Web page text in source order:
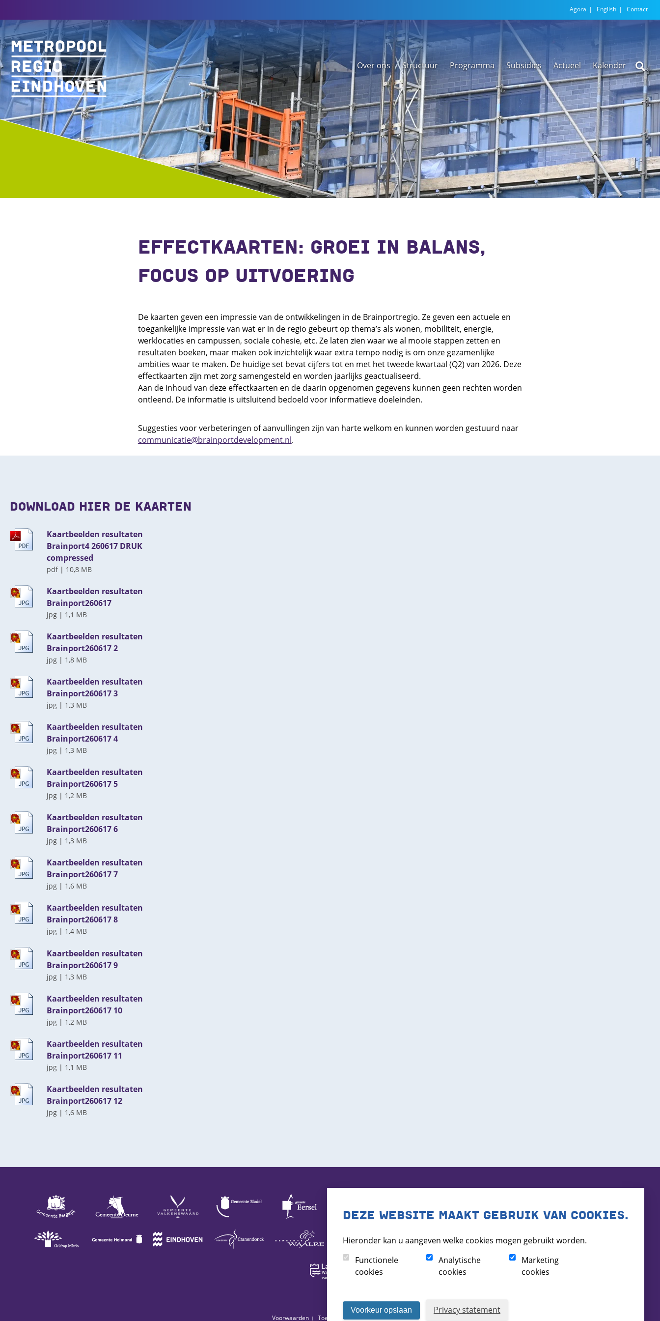
Agora English Contact
Over ons Structuur Programma
Regionale
versnellingstafel
Beethoven Wonen
Subsidies
VEX-regeling
Actueel
Nieuwsarchief
Kalender
EFFECTKAARTEN: GROEI IN BALANS,
FOCUS OP UITVOERING
De kaarten geven een impressie van de ontwikkelingen in de Brainportregio. Ze geven een actuele en
toegankelijke impressie van wat er in de regio gebeurt op thema’s als wonen, mobiliteit, energie,
werklocaties en campussen, sociale cohesie, etc. Ze laten zien waar we al mooie stappen zetten en
resultaten boeken, maar maken ook inzichtelijk waar extra tempo nodig is om onze gezamenlijke
ambities waar te maken. De huidige set bevat cijfers tot en met het tweede kwartaal (Q2) van 2026. Deze
effectkaarten zijn met zorg samengesteld en worden jaarlijks geactualiseerd.
Aan de inhoud van deze effectkaarten en de daarin opgenomen gegevens kunnen geen rechten worden
ontleend. De informatie is uitsluitend bedoeld voor informatieve doeleinden.
Suggesties voor verbeteringen of aanvullingen zijn van harte welkom en kunnen worden gestuurd naar
communicatie@brainportdevelopment.nl.
DOWNLOAD HIER DE KAARTEN
Kaartbeelden resultaten
Brainport4 260617 DRUK
compressed
pdf| 10,8 MB
Kaartbeelden resultaten
Brainport260617
jpg | 1,1 MB
Kaartbeelden resultaten
Brainport260617 2
jpg | 1,8 MB
Kaartbeelden resultaten
Brainport260617 3
jpg | 1,3 MB
Kaartbeelden resultaten
Brainport260617 4
jpg | 1,3 MB
Kaartbeelden resultaten
Brainport260617 5
jpg | 1,2 MB
Kaartbeelden resultaten
Brainport260617 6
jpg | 1,3 MB
Kaartbeelden resultaten
Brainport260617 7
jpg | 1,6 MB
Kaartbeelden resultaten
Brainport260617 8
jpg | 1,4 MB
Kaartbeelden resultaten
Brainport260617 9
jpg | 1,3 MB
Kaartbeelden resultaten
Brainport260617 10
jpg | 1,2 MB
Kaartbeelden resultaten
Brainport260617 11
jpg | 1,1 MB
Kaartbeelden resultaten
Brainport260617 12
jpg | 1,6 MB
Voorwaarden Toegankelijkheid Archief
DEZE WEBSITE MAAKT GEBRUIK VAN COOKIES.
Hieronder kan u aangeven welke cookies mogen gebruikt worden.
Functionele
cookies
Analytische
cookies
Marketing
cookies
Voorkeur opslaan Privacy statement